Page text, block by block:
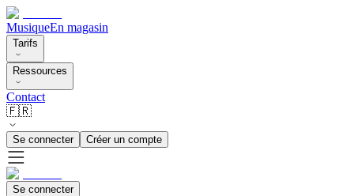
MusiqueEn magasin
Tarifs
Ressources
Contact
🇫🇷
Se connecter Créer un compte
Se connecter